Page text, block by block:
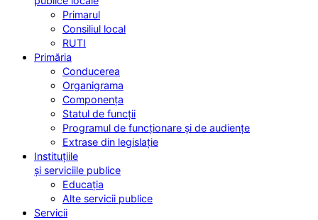
Primarul
Consiliul local
RUTI
Primăria
Conducerea
Organigrama
Componența
Statul de funcții
Programul de funcționare și de audiențe
Extrase din legislație
Instituțiile
și serviciile publice
Educația
Alte servicii publice
Servicii